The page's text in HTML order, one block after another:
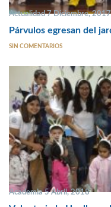
Actualidad 7 Diciembre, 2017
Párvulos egresan del
SIN COMENTARIOS
Academia 5 Abril, 2018